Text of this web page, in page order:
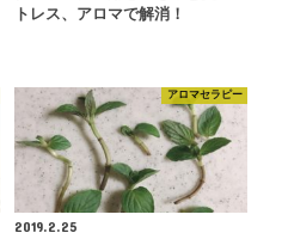
トレス、アロマで解消！
アロマセラピー
2019.2.25